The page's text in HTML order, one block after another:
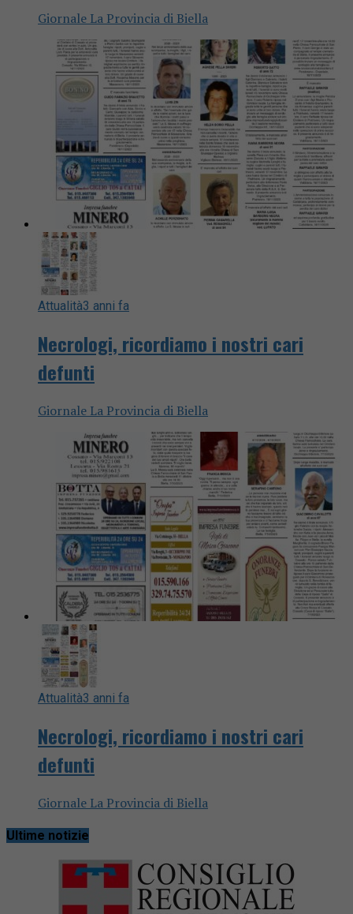
Giornale La Provincia di Biella
Attualità3 anni fa
Necrologi, ricordiamo i nostri cari
defunti
Giornale La Provincia di Biella
Attualità3 anni fa
Necrologi, ricordiamo i nostri cari
defunti
Giornale La Provincia di Biella
Ultime notizie